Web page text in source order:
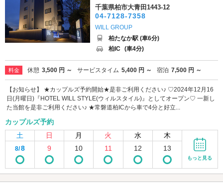
千葉県柏市大青田1443-12
04-7128-7358
WILL GROUP
柏たなか駅 (車6分)
柏IC (車4分)
料金 休憩 3,500 円 ～ サービスタイム 5,400 円 ～ 宿泊 7,500 円 ～
【お知らせ】 ★カップルズ予約開始★是非ご利用ください♪ ♡2024年12月16
日(月曜日)『HOTEL WILL STYLE(ウィルスタイル)』としてオープン♡ 一新し
た当館を是非ご利用ください♪ ★常磐道柏ICから車で4分と好立...
カップルズ予約
土
日 月 火 水 木
8/8 9 10 11 12 13
もっと見る